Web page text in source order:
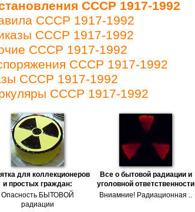
СССР 1917-1992
СССР 1917-1992
СССР 1917-1992
СССР 1917-1992
СССР 1917-1992
СССР 1917-1992
СССР 1917-1992
для коллекционеров
и простых граждан:
Опасность БЫТОВОЙ
радиации
Все о бытовой радиации и
уголовной ответственности
Вниамние! Радиационная ..